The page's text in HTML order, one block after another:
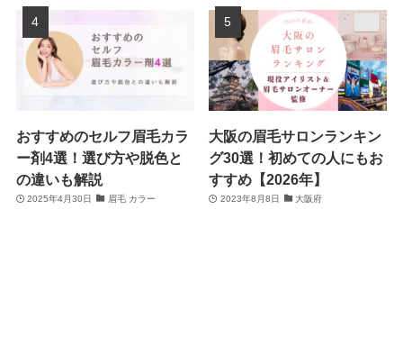
おすすめのセルフ眉毛カラ
ー剤4選！選び方や脱色と
の違いも解説
2025年4月30日 眉毛 カラー
大阪の眉毛サロンランキン
グ30選！初めての人にもお
すすめ【2026年】
2023年8月8日 大阪府